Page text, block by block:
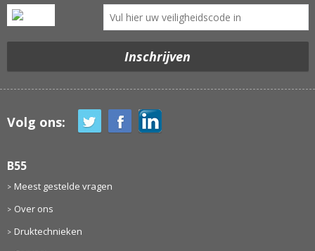
Volg ons:
B55
Meest gestelde vragen
Over ons
Druktechnieken